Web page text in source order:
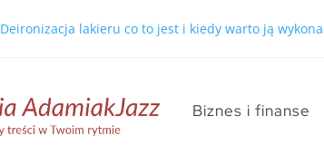
Deironizacja lakieru co to jest i kiedy warto ją
Biznes i finanse